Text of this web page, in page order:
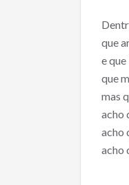
que
e
que
mas
acho
acho
acho